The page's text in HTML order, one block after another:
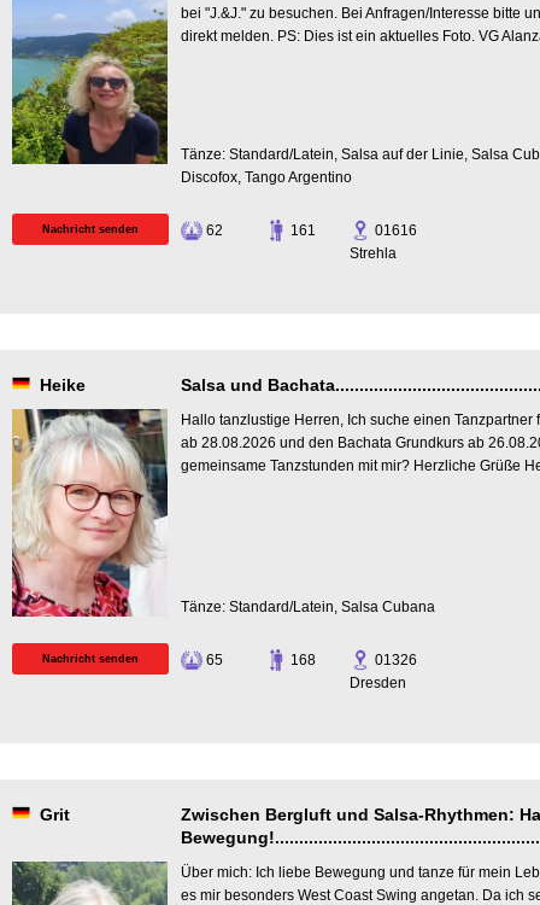
bei "J.&J." zu besuchen. Bei Anfragen/Interesse bitte
direkt melden. PS: Dies ist ein aktuelles Foto. VG
Tänze: Standard/Latein, Salsa auf der Linie, Salsa
Discofox, Tango Argentino
Nachricht senden 62 161
01616
Strehla
Heike Salsa und
Hallo tanzlustige Herren, Ich suche einen Tanzpartner
ab 28.08.2026 und den Bachata Grundkurs ab
gemeinsame Tanzstunden mit mir? Herzliche Grüße
Tänze: Standard/Latein, Salsa Cubana
Nachricht senden 65 168
01326
Dresden
Grit
Zwischen Bergluft und Salsa-Rhythmen:
Über mich: Ich liebe Bewegung und tanze für mein
es mir besonders West Coast Swing angetan. Da ich